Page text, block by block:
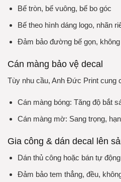
Bế tròn, bế vuông, bế bo góc
Bế theo hình dáng logo, nhãn
Đảm bảo đường bế gọn,
Cán màng bảo vệ decal
Tùy nhu cầu, Anh Đức Print cung
Cán màng bóng: Tăng độ bắt
Cán màng mờ: Sang trọng,
Gia công & dán decal lên
Dán thủ công hoặc bán tự động
Đảm bảo tem thẳng, đều,